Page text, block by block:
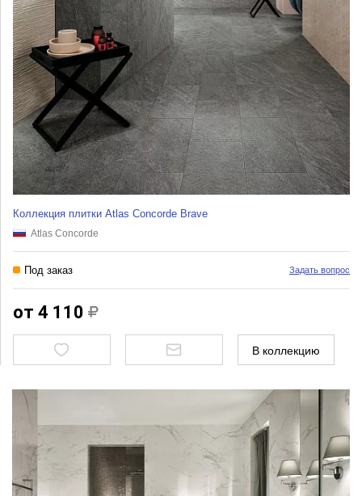
Коллекция плитки Atlas Concorde Brave
Atlas Concorde
Под заказ Задать вопрос
от 4 110
В коллекцию